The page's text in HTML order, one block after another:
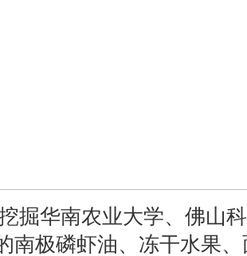
掘华南农业大学、佛山
南极磷虾油、冻干水果